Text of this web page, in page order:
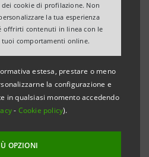
dei cookie di profilazione. Non
la tua esperienza
offrirti contenuti in linea con le
tuoi comportamenti online.
estesa, prestare o meno
la configurazione e
in qualsiasi momento accedendo
- Cookie policy).
OPZIONI
quinta tappa regionale del
del protocollo
150 miliardi di euro
e transizione digitale,
patrimoniale e